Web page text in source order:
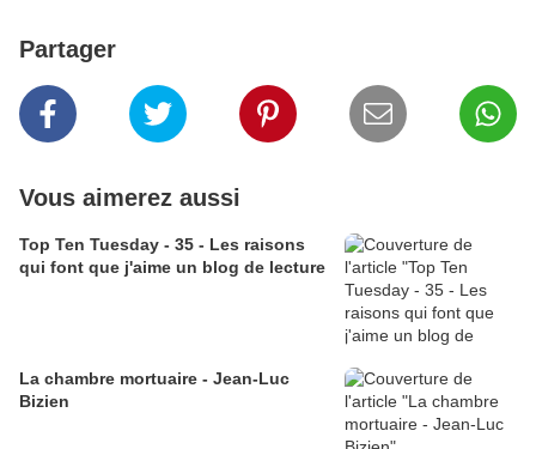
Partager
Vous aimerez aussi
Top Ten Tuesday - 35 - Les raisons
qui font que j'aime un blog de lecture
La chambre mortuaire - Jean-Luc
Bizien